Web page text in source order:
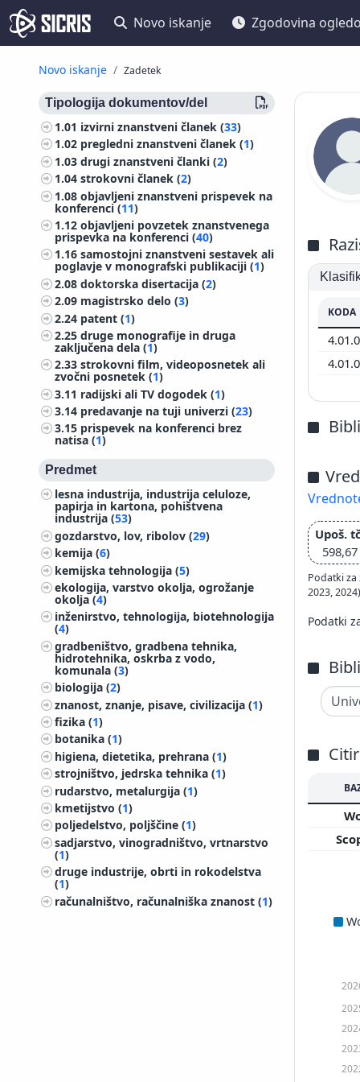
Novo iskanje Zgodovina
Novo iskanje Zadetek
Tipologija dokumentov/del
1.01 izvirni znanstveni članek (33)
1.02 pregledni znanstveni članek (1)
1.03drugi znanstveni članki (2)
1.04strokovni članek (2)
1.08objavljeni znanstveni prispevek na
konferenci (11)
1.12objavljeni povzetek znanstvenega
prispevka na konferenci (40)
1.16samostojni znanstveni sestavek ali
poglavje v monografski publikaciji (1)
2.08doktorska disertacija (2)
2.09 magistrsko delo (3)
2.24 patent (1)
2.25druge monografije in druga
zaključena dela (1)
2.33strokovni film, videoposnetek ali
zvočni posnetek (1)
3.11 radijski ali TV dogodek (1)
3.14 predavanje na tuji univerzi (23)
3.15 prispevek na konferenci brez
natisa (1)
Predmet
lesna industrija, industrija celuloze,
papirja in kartona, pohištvena
industrija (53)
gozdarstvo, lov, ribolov (29)
kemija (6)
kemijska tehnologija (5)
ekologija, varstvo okolja, ogrožanje
okolja (4)
inženirstvo, tehnologija, biotehnologija
(4)
gradbeništvo, gradbena tehnika,
hidrotehnika, oskrba z vodo,
komunala (3)
biologija (2)
znanost, znanje, pisave, civilizacija (1)
fizika (1)
botanika (1)
higiena, dietetika, prehrana (1)
strojništvo, jedrska tehnika (1)
rudarstvo, metalurgija (1)
kmetijstvo (1)
poljedelstvo, poljščine (1)
sadjarstvo, vinogradništvo, vrtnarstvo
(1)
druge industrije, obrti in rokodelstva
(1)
računalništvo, računalniška znanost (1)
KODA
Upoš.
598,67
Podatki za
2023, 2024)
Podatki